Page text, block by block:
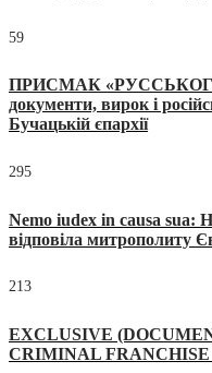
59
ПРИСМАК «РУССЬКОГО
документи, вирок і
Бучацькій єпархії
295
Nemo iudex in causa sua:
відповіла митрополиту
213
EXCLUSIVE
CRIMINAL